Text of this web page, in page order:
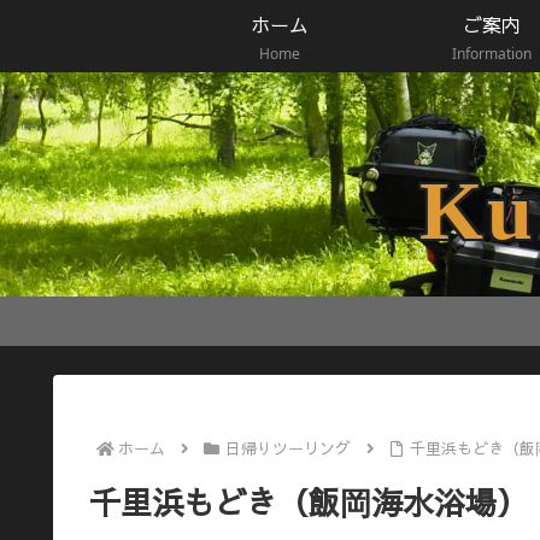
ホーム
Home
ご案内
Information
ホーム 日帰りツーリング 千里浜もどき（
千里浜もどき（飯岡海水浴場）